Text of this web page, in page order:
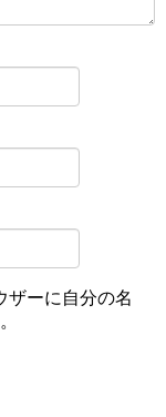
ザーに自分の名